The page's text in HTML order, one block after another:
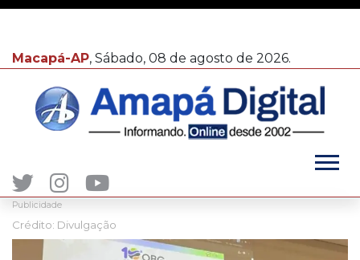
Macapá-AP, Sábado, 08 de agosto de 2026.
Publicidade
Crédito: Divulgação